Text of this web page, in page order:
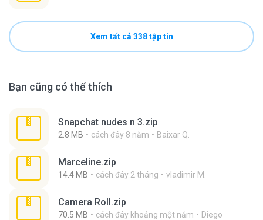
Xem tất cả 338 tập tin
Bạn cũng có thể thích
Snapchat nudes n 3.zip
2.8 MB cách đây 8 năm Baixar Q.
Marceline.zip
14.4 MB cách đây 2 tháng vladimir M.
Camera Roll.zip
70.5 MB cách đây khoảng một năm Diego